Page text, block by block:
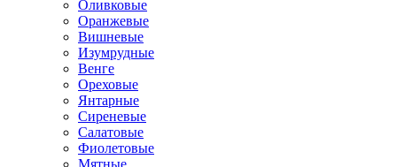
Оливковые
Оранжевые
Вишневые
Изумрудные
Венге
Ореховые
Янтарные
Сиреневые
Салатовые
Фиолетовые
Мятные